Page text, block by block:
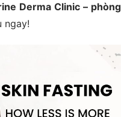
Derma Clinic – phòng
ngay!